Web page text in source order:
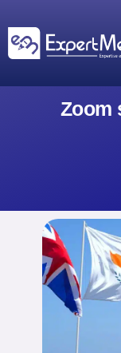
au
contenu
Zoom